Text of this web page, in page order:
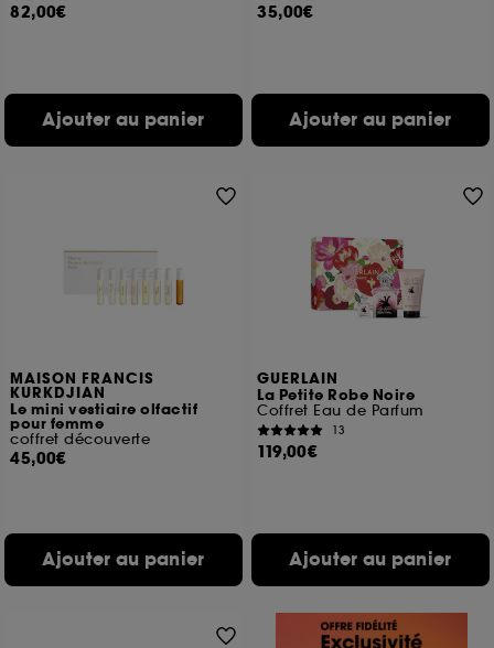
82,00€
Ajouter au panier
35,00€
Ajouter au panier
MAISON FRANCIS
KURKDJIAN
Le mini vestiaire olfactif
pour femme
coffret découverte
45,00€
Ajouter au panier
GUERLAIN
La Petite Robe Noire
Coffret Eau de Parfum
13
119,00€
Ajouter au panier